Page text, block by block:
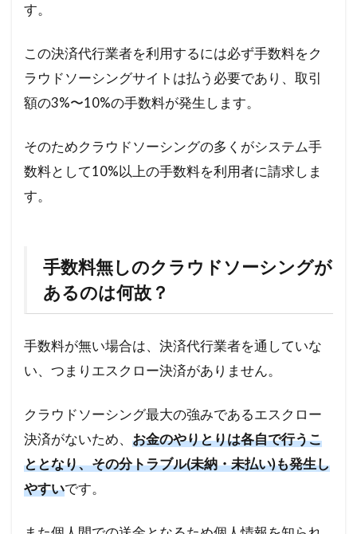
す。
この決済代行業者を利用するには必ず手数料をク
ラウドソーシングサイトは払う必要であり、取引
額の3%〜10%の手数料が発生します。
そのためクラウドソーシングの多くがシステム手
数料として10%以上の手数料を利用者に請求しま
す。
手数料無しのクラウドソーシングが
あるのは何故？
手数料が無い場合は、決済代行業者を通していな
い、つまりエスクロー決済がありません。
クラウドソーシング最大の強みであるエスクロー
決済がないため、 お金のやりとりは各自で行うこ
ととなり、その分トラブル(未納・未払い)も発生し
やすいです。